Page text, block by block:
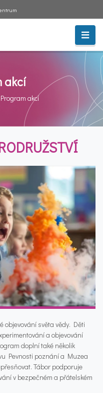
akcí
Program akcí
objevování světa vědy. Děti
a objevování
doplní také několik
Pevnosti poznání a Muzea
Tábor podporuje
v bezpečném a přátelském